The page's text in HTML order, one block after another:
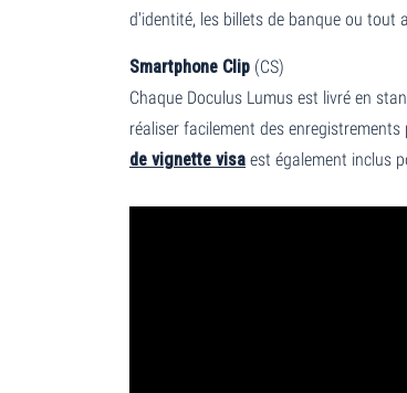
d'identité, les billets de banque ou tout
Smartphone Clip (CS)
Chaque Doculus Lumus est livré en
réaliser facilement des
de vignette visa est également inclus